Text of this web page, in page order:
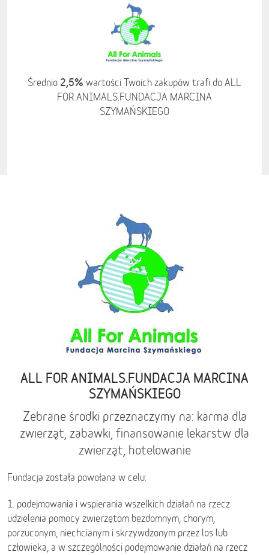
Średnio 2,5% wartości Twoich zakupów trafi do ALL
FOR ANIMALS.FUNDACJA MARCINA
SZYMAŃSKIEGO
ALL FOR ANIMALS.FUNDACJA MARCINA
SZYMAŃSKIEGO
Zebrane środki przeznaczymy na: karma dla
zwierząt, zabawki, finansowanie lekarstw dla
zwierząt, hotelowanie
Fundacja została powołana w celu:
1. podejmowania i wspierania wszelkich działań na rzecz
udzielenia pomocy zwierzętom bezdomnym, chorym,
porzuconym, niechcianym i skrzywdzonym przez los lub
człowieka, a w szczególności podejmowanie działań na rzecz